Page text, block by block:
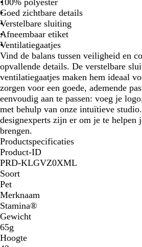
r
e
s
c
e
r
e
n
d
g
e
e
l
r
e
s
c
e
r
e
n
d
o
r
a
n
j
e
100% polyester
Goed zichtbare details
Verstelbare sluiting
Afneembaar etiket
Ventilatiegaatjes
Vind de balans tussen veiligheid en
opvallende details. De verstelbare
ventilatiegaatjes maken hem ideaal
zorgen voor een goede, ademende
eenvoudig aan te passen: voeg je
met behulp van onze intuïtieve
designexperts zijn er om je te helpen
brengen.
Productspecificaties
Product-ID
PRD-KLGVZ0XML
Soort
Pet
Merknaam
Stamina®
Gewicht
65g
Hoogte